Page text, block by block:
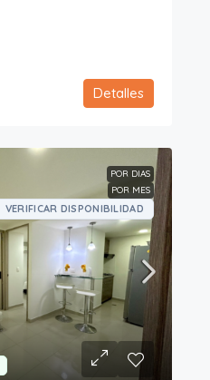
Detalles
POR DIAS
POR MES
VERIFICAR DISPONIBILIDAD